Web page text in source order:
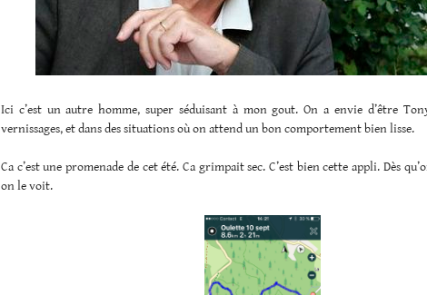
Ici c’est un autre homme, super séduisant à mon gout. On a envie d’être
vernissages, et dans des situations où on attend un bon comportement bien lisse.
Ca c’est une promenade de cet été. Ca grimpait sec. C’est bien cette appli. Dès
on le voit.